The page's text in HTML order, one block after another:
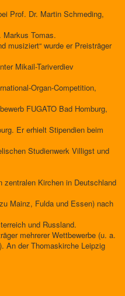
Prof. Dr. Martin Schmeding,
Markus Tomas.
musiziert“ wurde er Preisträger
Mikail-Tariverdiev
Organ-Competition,
FUGATO Bad Homburg,
Er erhielt Stipendien beim
Studienwerk Villigst und
Kirchen in Deutschland
Mainz, Fulda und Essen) nach
und Russland.
mehrerer Wettbewerbe (u. a.
An der Thomaskirche Leipzig